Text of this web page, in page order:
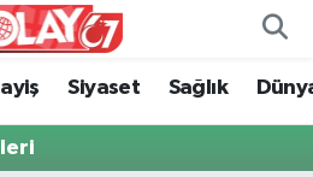
Siyaset Sağlık
Eczaneler